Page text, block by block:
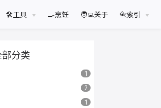
🛠工具 🍳烹饪 🧑‍💻关于 📇索引
部分类
1
2
1